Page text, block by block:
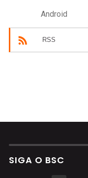
Android
RSS
SIGA O BSC